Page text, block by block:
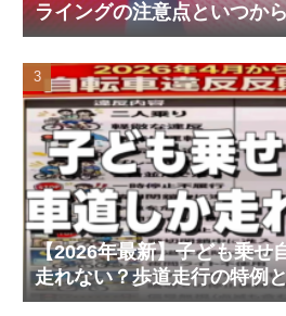
ライングの注意点といつか
【2026年最新】子ども乗せ
走れない？歩道走行の特例